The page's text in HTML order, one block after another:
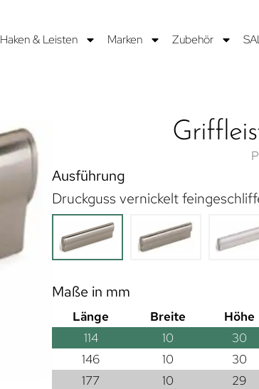
Haken & Leisten Marken Zubehör
Ausführung
Druckguss vernickelt
Maße in mm
Länge Breite Höhe
114
10 30
146
10 30
177
10 29